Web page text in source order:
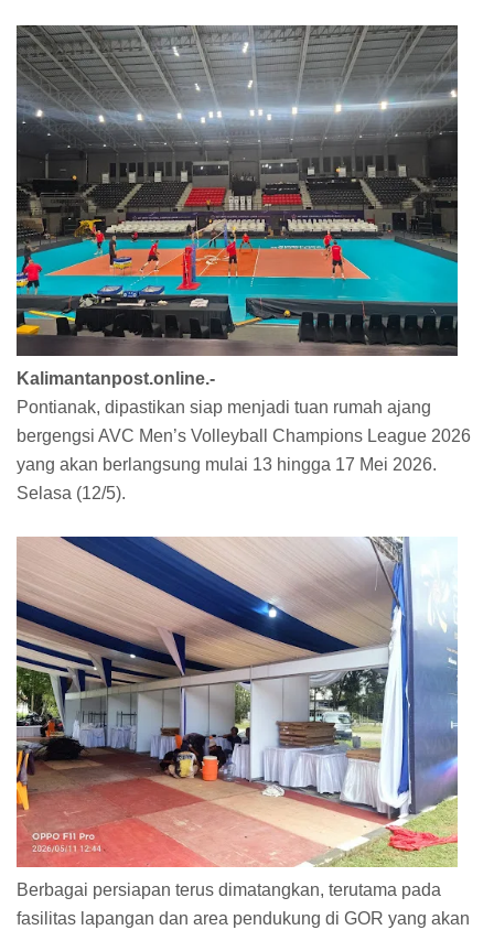
Kalimantanpost.online.-
Pontianak, dipastikan siap menjadi tuan rumah ajang
bergengsi AVC Men’s Volleyball Champions League 2026
yang akan berlangsung mulai 13 hingga 17 Mei 2026.
Selasa (12/5).
Berbagai persiapan terus dimatangkan, terutama pada
fasilitas lapangan dan area pendukung di GOR yang akan